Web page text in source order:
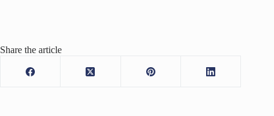
Share the article